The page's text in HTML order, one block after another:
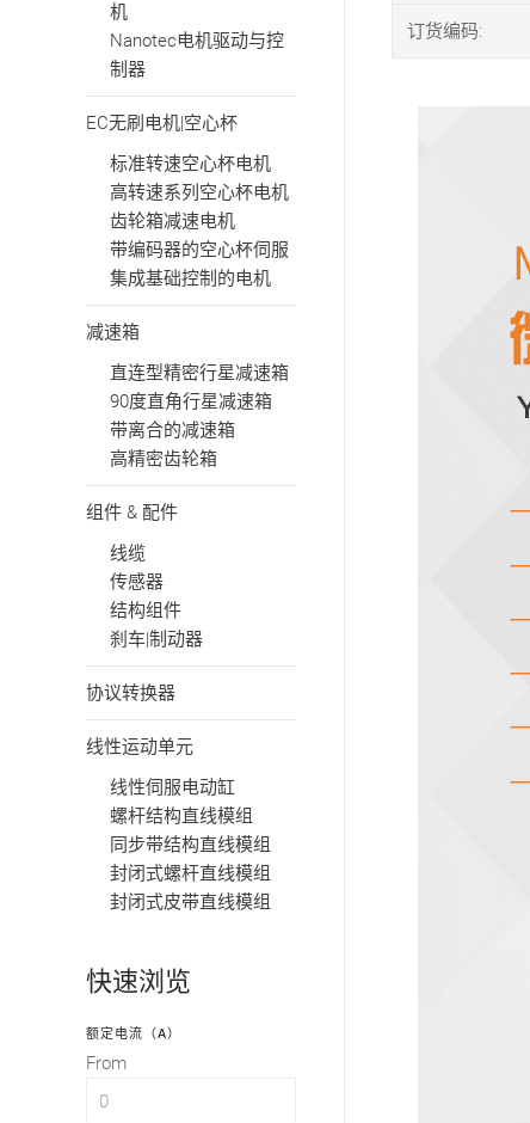
订货编码:
机
Nanotec电机驱动与控
制器
EC无刷电机|空心杯
标准转速空心杯电机
高转速系列空心杯电机
齿轮箱减速电机
带编码器的空心杯伺服
集成基础控制的电机
减速箱
直连型精密行星减速箱
90度直角行星减速箱
带离合的减速箱
高精密齿轮箱
组件 & 配件
线缆
传感器
结构组件
刹车|制动器
协议转换器
线性运动单元
线性伺服电动缸
螺杆结构直线模组
同步带结构直线模组
封闭式螺杆直线模组
封闭式皮带直线模组
快速浏览
额定电流（A）
From